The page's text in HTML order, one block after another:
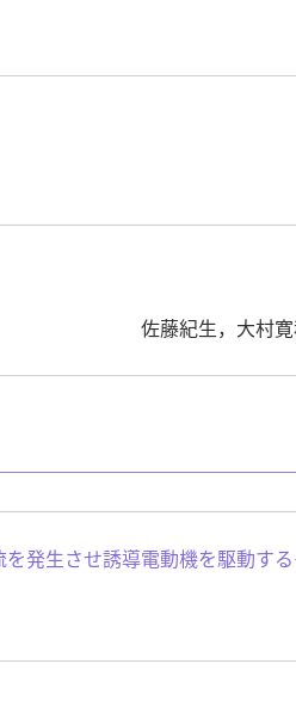
佐藤紀生，大村
発生させ誘導電動機を駆動す